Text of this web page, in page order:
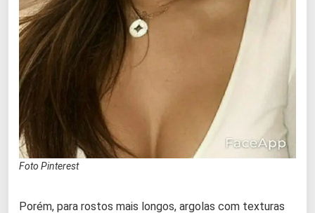
Foto Pinterest
Porém, para rostos mais longos, argolas com texturas